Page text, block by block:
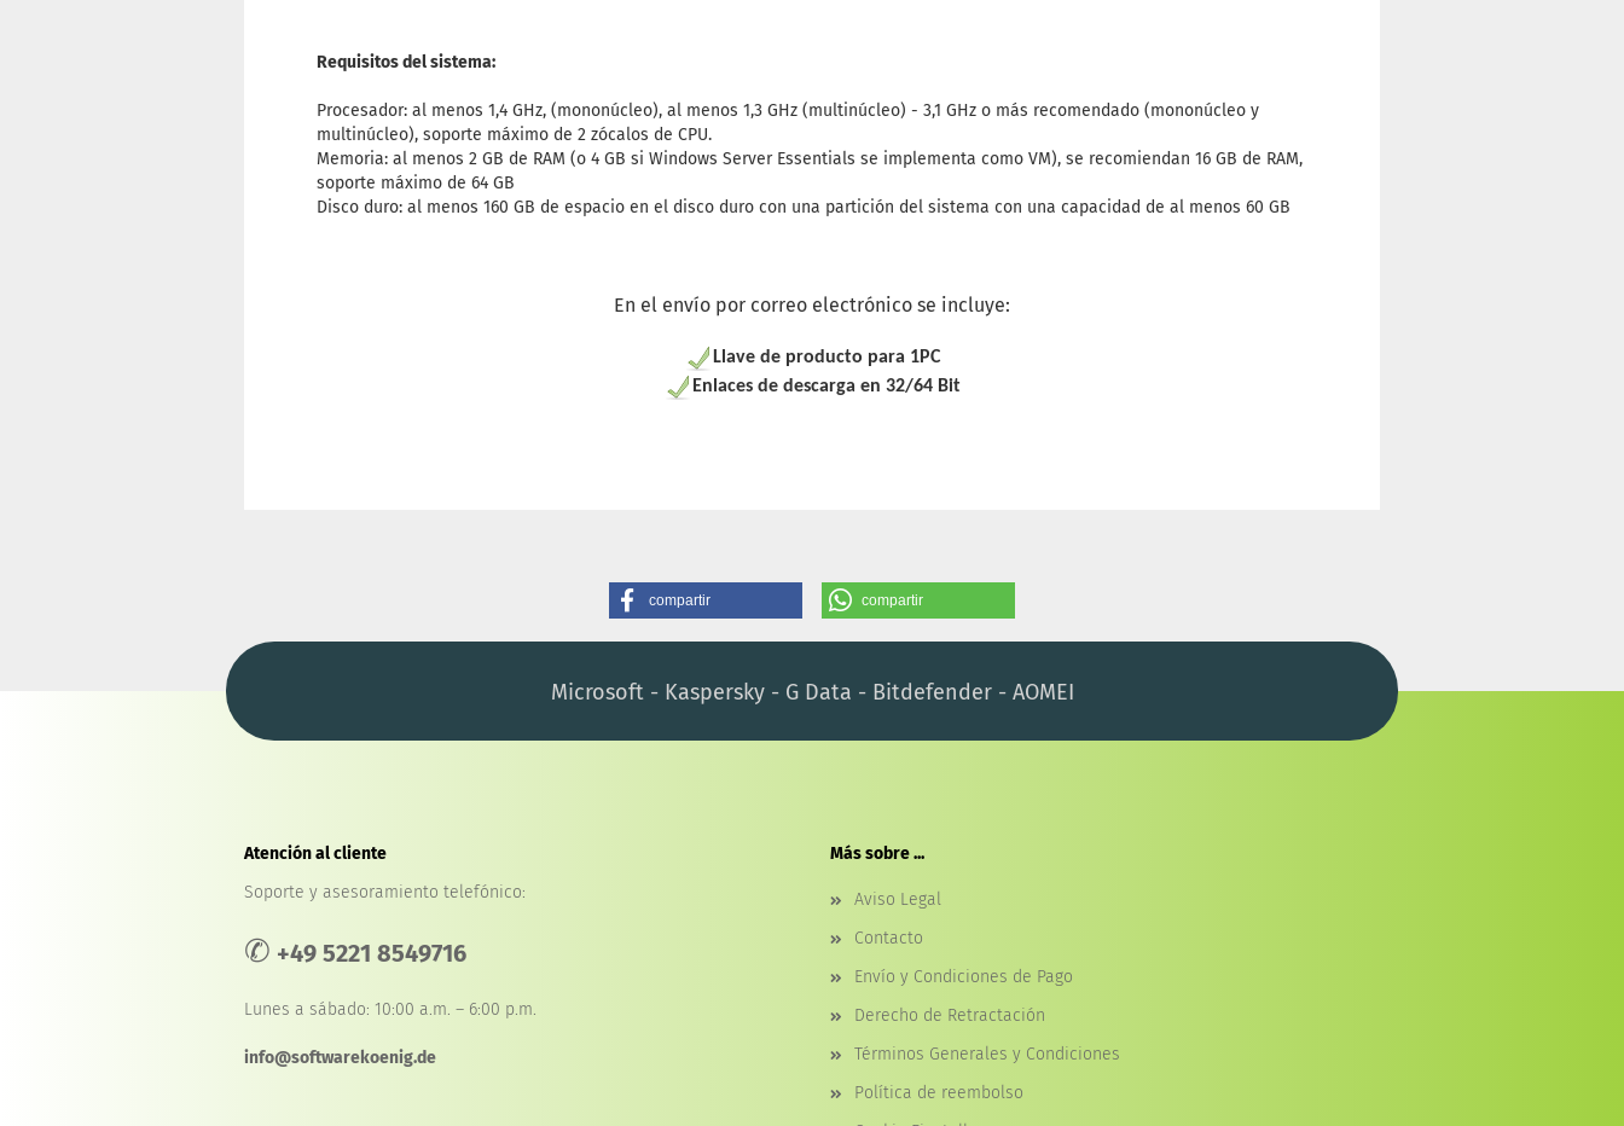
Requisitos del sistema:
Procesador: al menos 1,4 GHz, (mononúcleo), al menos 1,3 GHz (multinúcleo) - 3,1 GHz o más recomendado (mononúcleo y
multinúcleo), soporte máximo de 2 zócalos de CPU.
Memoria: al menos 2 GB de RAM (o 4 GB si Windows Server Essentials se implementa como VM), se recomiendan 16 GB de RAM,
soporte máximo de 64 GB
Disco duro: al menos 160 GB de espacio en el disco duro con una partición del sistema con una capacidad de al menos 60 GB
En el envío por correo electrónico se incluye:
Llave de producto para 1PC
Enlaces de descarga en 32/64 Bit
compartir compartir
Microsoft - Kaspersky - G Data - Bitdefender - AOMEI
Atención al cliente
Soporte y asesoramiento telefónico:
✆ +49 5221 8549716
Lunes a sábado: 10:00 a.m. – 6:00 p.m.
info@softwarekoenig.de
Más sobre ...
Aviso Legal
Contacto
Envío y Condiciones de Pago
Derecho de Retractación
Términos Generales y Condiciones
Política de reembolso